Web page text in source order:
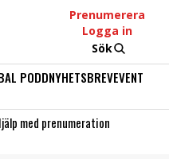
Prenumerera
Logga in
Sök
PODDNYHETSBREVEVENT
med prenumeration